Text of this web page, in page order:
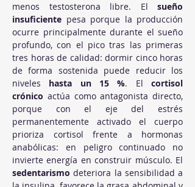
menos testosterona libre. El sueño
insuficiente pesa porque la producción
ocurre principalmente durante el sueño
profundo, con el pico tras las primeras
tres horas de calidad: dormir cinco horas
de forma sostenida puede reducir los
niveles hasta un 15 %. El cortisol
crónico actúa como antagonista directo,
porque con el eje del estrés
permanentemente activado el cuerpo
prioriza cortisol frente a hormonas
anabólicas: en peligro continuado no
sedentarismo deteriora la sensibilidad a